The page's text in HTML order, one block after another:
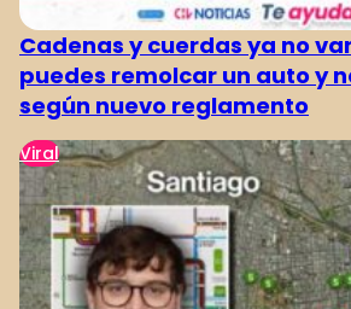
Cadenas y cuerdas ya no
puedes remolcar un auto y
según nuevo reglamento
Viral